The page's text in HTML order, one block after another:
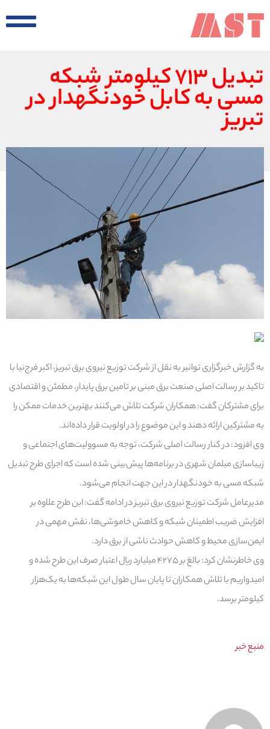
تبدیل ۷۱۳ کیلومتر شبکه
مسی به کابل خودنگهدار در
تبریز
به گزارش خبرگزاری توانیر به نقل از شرکت توزیع نیروی برق تبریز، اکبر فرج‌نیا با
تاکید بر رسالت اصلی صنعت برق مبنی بر تامین برق پایدار، مطمئن و اقتصادی
برای مشترکان گفت: همکاران شرکت تلاش می‌کنند بهترین خدمات ممکن را
به مشترکین ارائه دهند و این موضوع را در اولویت قرار داده‌اند.
وی افزود: در کنار رسالت اصلی شرکت، توجه به مسوولیت‌های اجتماعی و
زیباسازی مبلمان شهری در برنامه‌ها پیش‌بینی‌ شده است که اجرای طرح تبدیل
شبکه مسی به خودنگهدار در این جهت انجام می‌شود.
مدیرعامل شرکت توزیع نیروی برق تبریز در ادامه گفت: این طرح علاوه بر
افزایش ضریب اطمینان شبکه و کاهش خاموشی‌ها، نقش مهمی در
ایمن‌سازی محیط و کاهش حوادث ناشی از برق دارد.
وی خاطرنشان کرد: بالغ بر ۴۲۷۵ میلیارد ریال اعتبار صرف این طرح شده و
امیدواریم با تلاش همکاران تا پایان سال طول این شبکه‌ها به یک‌هزار
کیلومتر برسد.
منبع خبر